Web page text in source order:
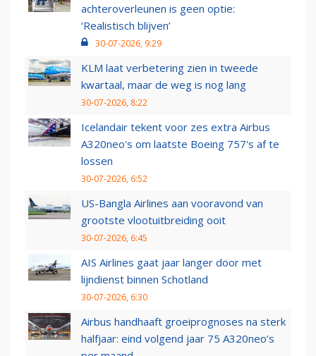
achteroverleunen is geen optie:
‘Realistisch blijven’
30-07-2026, 9:29
KLM laat verbetering zien in tweede
kwartaal, maar de weg is nog lang
30-07-2026, 8:22
Icelandair tekent voor zes extra Airbus
A320neo's om laatste Boeing 757's af te
lossen
30-07-2026, 6:52
US-Bangla Airlines aan vooravond van
grootste vlootuitbreiding ooit
30-07-2026, 6:45
AIS Airlines gaat jaar langer door met
lijndienst binnen Schotland
30-07-2026, 6:30
Airbus handhaaft groeiprognoses na sterk
halfjaar: eind volgend jaar 75 A320neo’s